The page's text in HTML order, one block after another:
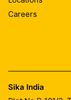
Careers
Sika India